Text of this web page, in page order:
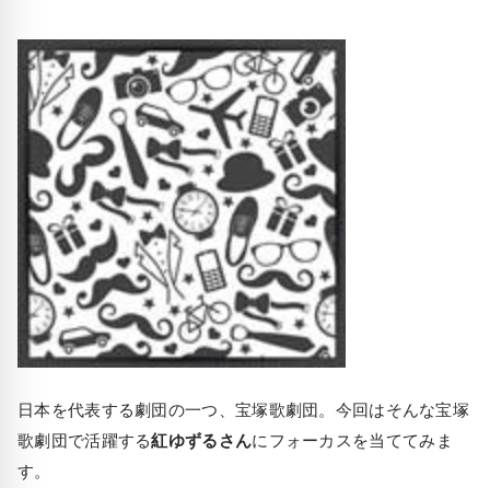
日本を代表する劇団の一つ、宝塚歌劇団。今回はそんな宝塚
歌劇団で活躍する紅ゆずるさんにフォーカスを当ててみま
す。